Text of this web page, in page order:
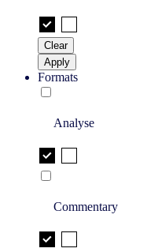
Clear
Apply
Formats
Analyse
Commentary